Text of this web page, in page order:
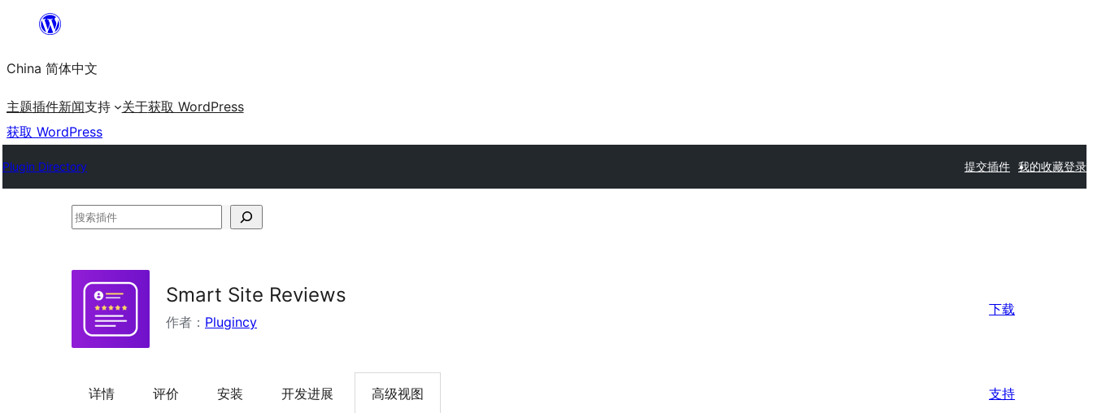
内
容
China 简体中文
主题插件新闻支持 关于获取 WordPress
获取 WordPress
Plugin Directory 提交插件 我的收藏登录
搜
件
Smart Site Reviews
作者： Plugincy
下载
详情 评价 安装 开发进展 高级视图 支持